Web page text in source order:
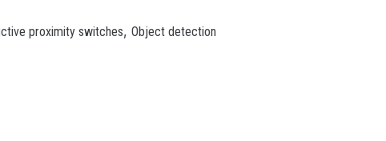
proximity switches,Object detection